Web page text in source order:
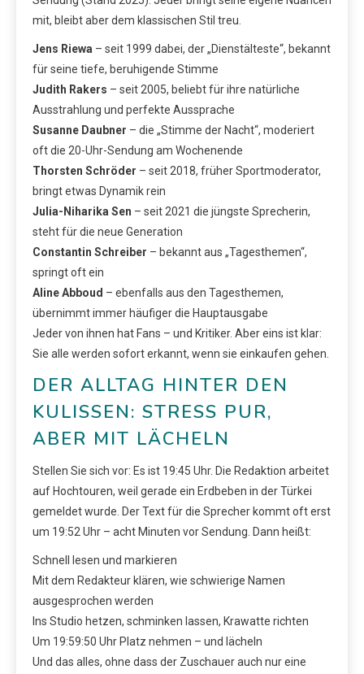
mit, bleibt aber dem klassischen Stil treu.
Jens Riewa – seit 1999 dabei, der „Dienstälteste“, bekannt
für seine tiefe, beruhigende Stimme
Judith Rakers – seit 2005, beliebt für ihre natürliche
Ausstrahlung und perfekte Aussprache
Susanne Daubner – die „Stimme der Nacht“, moderiert
oft die 20-Uhr-Sendung am Wochenende
Thorsten Schröder – seit 2018, früher Sportmoderator,
bringt etwas Dynamik rein
Julia-Niharika Sen – seit 2021 die jüngste Sprecherin,
steht für die neue Generation
Constantin Schreiber – bekannt aus „Tagesthemen“,
springt oft ein
Aline Abboud – ebenfalls aus den Tagesthemen,
übernimmt immer häufiger die Hauptausgabe
Jeder von ihnen hat Fans – und Kritiker. Aber eins ist klar:
Sie alle werden sofort erkannt, wenn sie einkaufen gehen.
DER ALLTAG HINTER DEN
KULISSEN: STRESS PUR,
ABER MIT LÄCHELN
Stellen Sie sich vor: Es ist 19:45 Uhr. Die Redaktion arbeitet
auf Hochtouren, weil gerade ein Erdbeben in der Türkei
gemeldet wurde. Der Text für die Sprecher kommt oft erst
um 19:52 Uhr – acht Minuten vor Sendung. Dann heißt:
Schnell lesen und markieren
Mit dem Redakteur klären, wie schwierige Namen
ausgesprochen werden
Ins Studio hetzen, schminken lassen, Krawatte richten
Um 19:59:50 Uhr Platz nehmen – und lächeln
Und das alles, ohne dass der Zuschauer auch nur eine